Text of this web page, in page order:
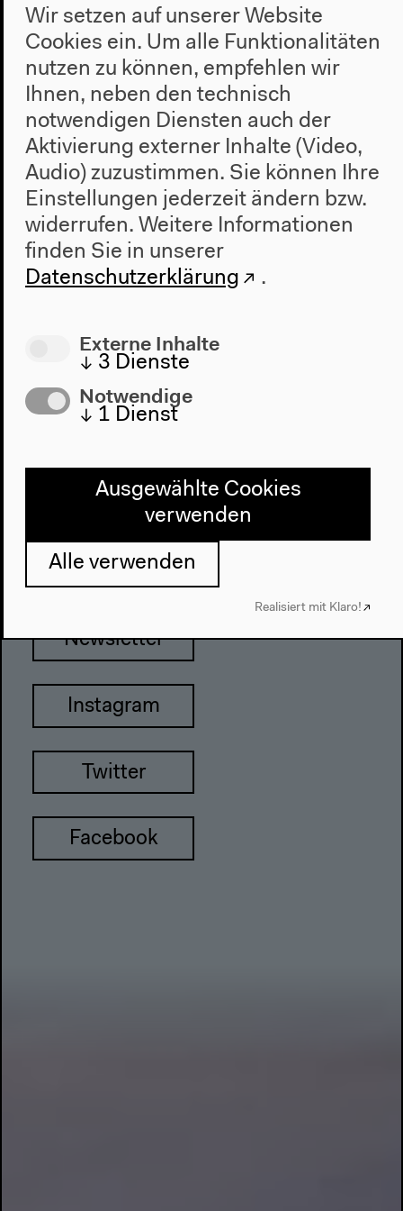
Über uns
Architektur
Geschichte
Besuch
Anfahrt
Barrierefreiheit
Webshop
Kontakt
Presse
Datenschutzerklärung
John-Foster-Dulles-Allee 10, 10557
Tel + 49 30 397 87 0
info@hkw.de
Newsletter
Instagram
Twitter
Facebook
Wir setzen auf unserer Website
Cookies ein. Um alle Funktionalitäten
nutzen zu können, empfehlen wir
Ihnen, neben den technisch
notwendigen Diensten auch der
Aktivierung externer Inhalte (Video,
Audio) zuzustimmen. Sie können Ihre
Einstellungen jederzeit ändern bzw.
widerrufen. Weitere Informationen
finden Sie in unserer
Datenschutzerklärung
.
Externe Inhalte
↓ 3 Dienste
Notwendige
↓ 1 Dienst
Ausgewählte Cookies
verwenden
Alle verwenden
Realisiert mit Klaro!